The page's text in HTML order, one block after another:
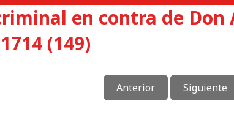
en contra de Don
(149)
Anterior Siguiente